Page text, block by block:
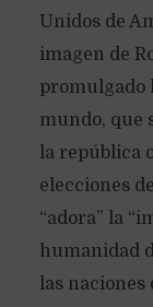
Unidos de
imagen de
promulgado
mundo, que
la república
elecciones
“adora” la
humanidad
las naciones